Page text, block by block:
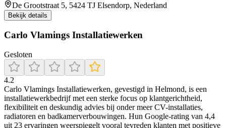
De Grootstraat 5, 5424 TJ Elsendorp, Nederland
Bekijk details
Carlo Vlamings Installatiewerken
Gesloten
4.2
Carlo Vlamings Installatiewerken, gevestigd in Helmond, is een
installatiewerkbedrijf met een sterke focus op klantgerichtheid,
flexibiliteit en deskundig advies bij onder meer CV-installaties,
radiatoren en badkamerverbouwingen. Hun Google-rating van 4,4
uit 23 ervaringen weerspiegelt vooral tevreden klanten met positieve